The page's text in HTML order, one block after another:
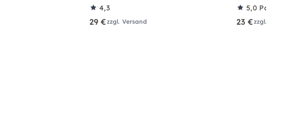
4,3
29 €zzgl. Versand
5,0
23 €zzgl.